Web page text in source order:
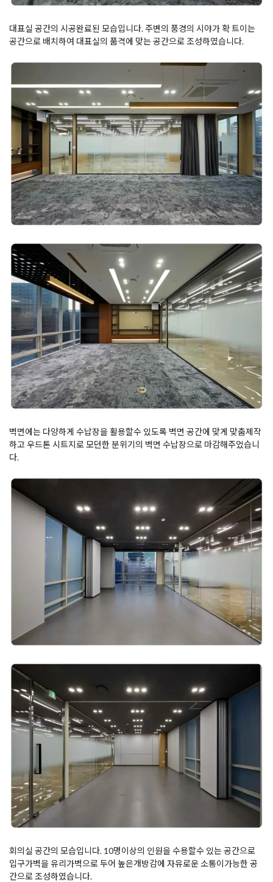
대표실 공간의 시공완료된 모습입니다. 주변의 풍경의 시야가 확 트이는
공간으로 배치하여 대표실의 품격에 맞는 공간으로 조성하였습니다.
벽면에는 다양하게 수납장을 활용할수 있도록 벽면 공간에 맞게 맞춤제작
하고 우드톤 시트지로 모던한 분위기의 벽면 수납장으로 마감해주었습니
다.
회의실 공간의 모습입니다. 10명이상의 인원을 수용할수 있는 공간으로
입구가벽을 유리가벽으로 두어 높은개방감에 자유로운 소통이가능한 공
간으로 조성하였습니다.